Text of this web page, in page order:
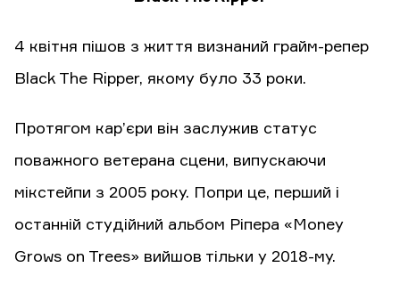
4 квітня пішов з життя визнаний грайм-репер
Black The Ripper, якому було 33 роки.
Протягом кар’єри він заслужив статус
поважного ветерана сцени, випускаючи
мікстейпи з 2005 року. Попри це, перший і
останній студійний альбом Ріпера «Money
Grows on Trees» вийшов тільки у 2018-му.